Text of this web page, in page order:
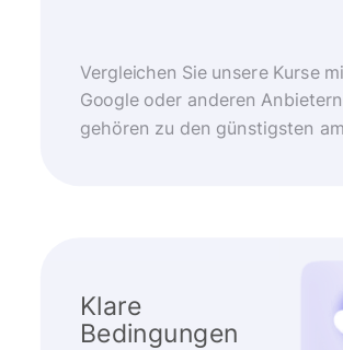
Vergleichen Sie unsere Kurse
Google oder anderen
gehören zu den günstigsten
Klare
Bedingungen